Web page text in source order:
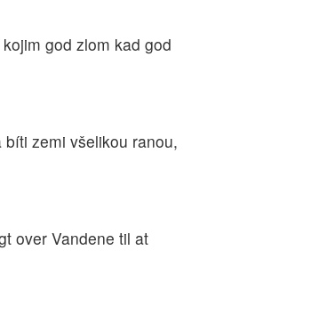
god zlom kad god
zemi všelikou ranou,
over Vandene til at